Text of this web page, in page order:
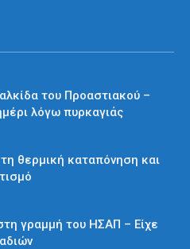
του Προαστιακού –
λόγω πυρκαγιάς
θερμική καταπόνηση και
γραμμή του ΗΣΑΠ – Είχε